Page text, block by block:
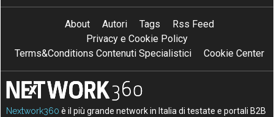
About Autori Tags
Rss Feed
Privacy e Cookie Policy
Terms&Conditions Contenuti Specialistici
Cookie Center
Nextwork360 è il più grande network in Italia di testate e portali B2B